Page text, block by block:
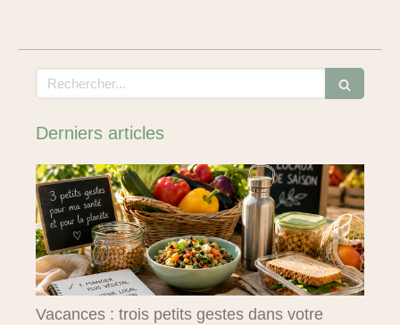
Rechercher
Derniers articles
Vacances : trois petits gestes dans votre